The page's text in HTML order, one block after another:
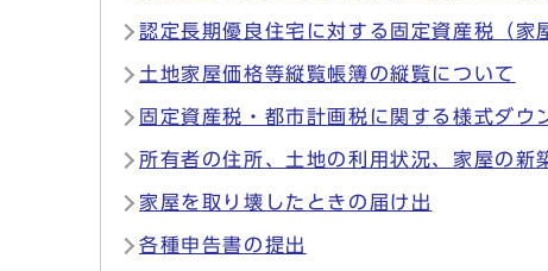
認定長期優良住宅に対する固定資産税（家
土地家屋価格等縦覧帳簿の縦覧について
固定資産税・都市計画税に関する様式ダウ
所有者の住所、土地の利用状況、家屋の
家屋を取り壊したときの届け出
各種申告書の提出